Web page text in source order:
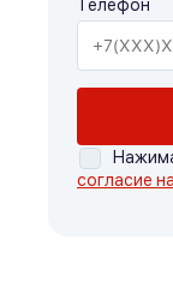
Телефон
согласие